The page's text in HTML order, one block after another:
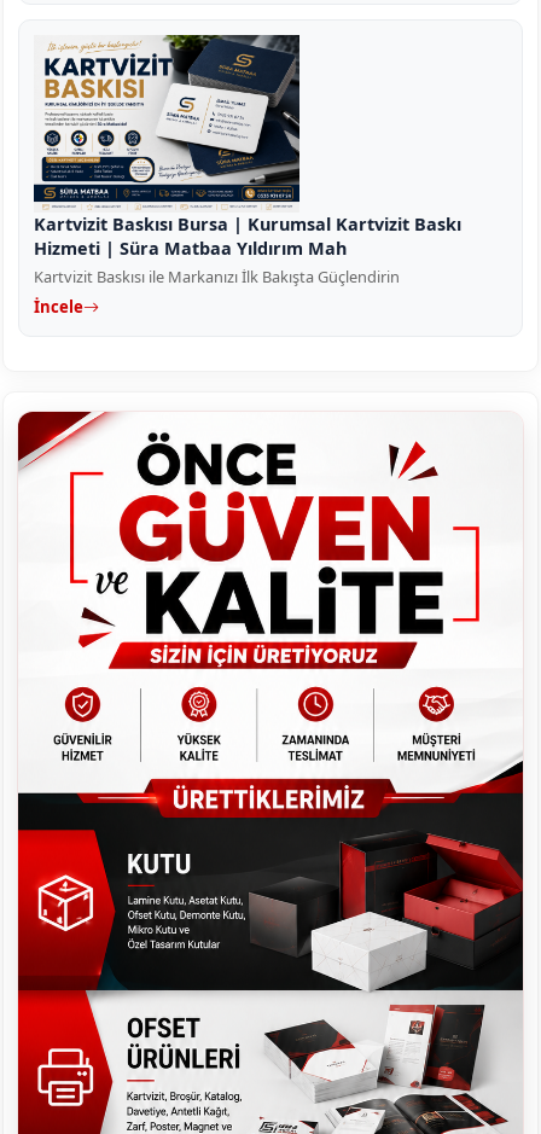
Kartvizit Baskısı Bursa | Kurumsal Kartvizit Baskı
Hizmeti | Süra Matbaa Yıldırım Mah
Kartvizit Baskısı ile Markanızı İlk Bakışta Güçlendirin
İncele